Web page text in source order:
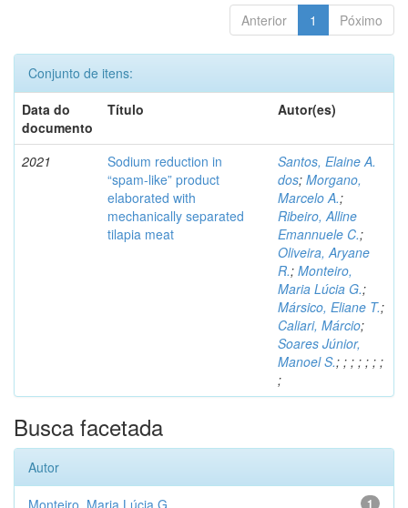
Anterior 1 Póximo
Conjunto de itens:
Data do
documento
Título Autor(es)
2021
Sodium reduction in
“spam-like” product
elaborated with
mechanically separated
tilapia meat
Santos, Elaine A.
dos; Morgano,
Marcelo A.;
Ribeiro, Alline
Emannuele C.;
Oliveira, Aryane
R.; Monteiro,
Maria Lúcia G.;
Mársico, Eliane T.;
Caliari, Márcio;
Soares Júnior,
Manoel S.; ; ; ; ; ; ;
;
Busca facetada
Autor
1